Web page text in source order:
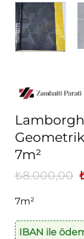
7m²
₺8.000,00
7m²
IBAN ile